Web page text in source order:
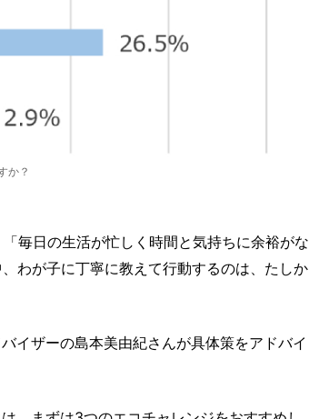
か？
毎日の生活が忙しく時間と気持ちに余裕がな
わが子に丁寧に教えて行動するのは、たしか
イザーの島本美由紀さんが具体策をアドバイ